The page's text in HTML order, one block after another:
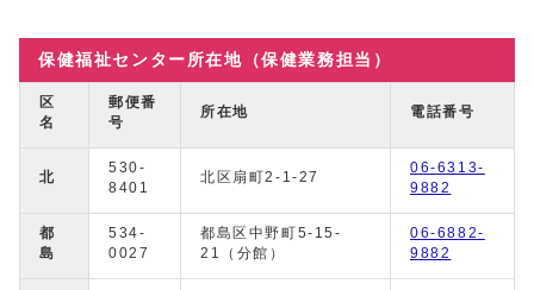
保健福祉センター所在地（保健業務担当）
区
名
郵便番
号
所在地 電話番号
北
530-
8401
北区扇町2-1-27
06-6313-
9882
都
島
534-
0027
都島区中野町5-15-
21（分館）
06-6882-
9882